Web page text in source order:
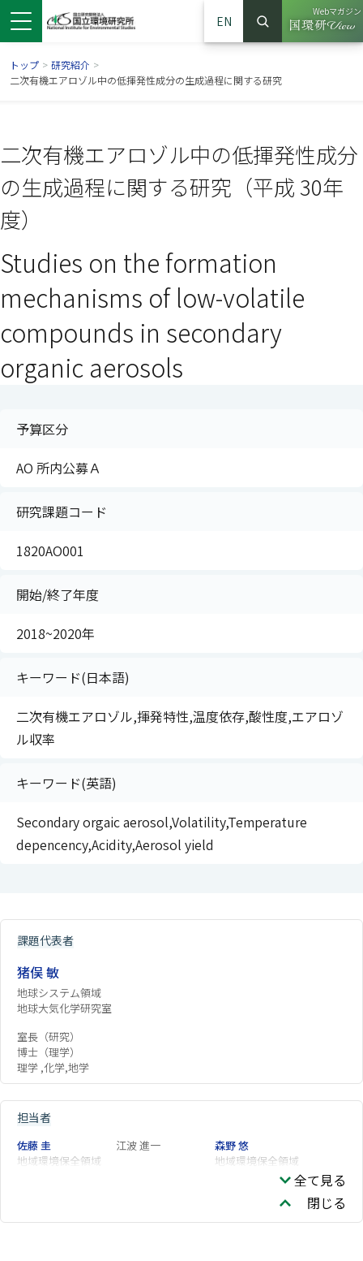
ウで開きます）
ンドウで開きます）
ウインドウで開きます）
EN
サイト内検索
検索
Webマガジン
（別ウイ
トップ > 研究紹介 >
二次有機エアロゾル中の低揮発性成分の生成過程に関する研究
二次有機エアロゾル中の低揮発性成分
の生成過程に関する研究（平成 30年
度）
Studies on the formation
mechanisms of low-volatile
compounds in secondary
organic aerosols
予算区分
AO 所内公募Ａ
研究課題コード
1820AO001
開始/終了年度
2018~2020年
キーワード(日本語)
二次有機エアロゾル,揮発特性,温度依存,酸性度,エアロゾ
ル収率
キーワード(英語)
Secondary orgaic aerosol,Volatility,Temperature
depencency,Acidity,Aerosol yield
課題代表者
猪俣 敏
地球システム領域
地球大気化学研究室
室長（研究）
博士（理学）
理学 ,化学,地学
担当者
佐藤 圭
地域環境保全領域
江波 進一
森野 悠
地域環境保全領域
全て見る
閉じる